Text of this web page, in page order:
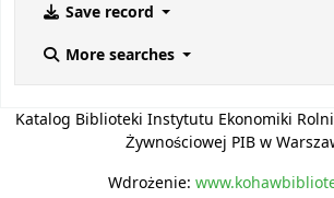
Save record
More searches
Katalog Biblioteki Instytutu Ekonomiki
Żywnościowej PIB w
Wdrożenie: